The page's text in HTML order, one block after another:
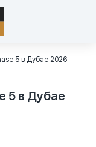
5 в Дубае 2026
5 в Дубае